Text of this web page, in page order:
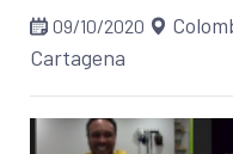
09/10/2020
Cartagena